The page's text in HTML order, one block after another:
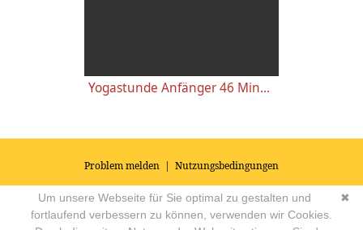
Yogastunde Anfänger 46 Minuten
Problem melden | Nutzungsbedingungen
© 2026Impressum|Datenschutz|AGB's| Yoga Vidya Community -
Forum für Yoga, Meditation und Ayurveda Powered by
✖
Um unsere Webseite für Sie optimal zu gestalten und
fortlaufend verbessern zu können, verwenden wir Cookies.